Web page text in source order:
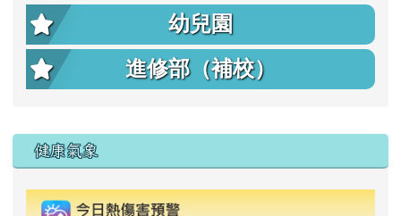
幼兒園
進修部（補校）
右邊區域內容
健康氣象